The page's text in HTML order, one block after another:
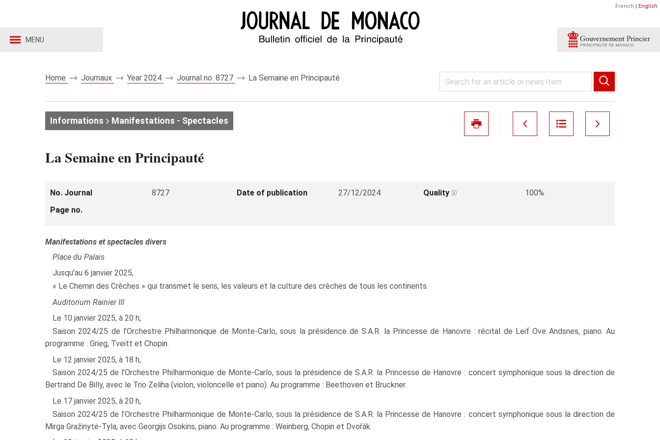
MENU
French | English
Home Journaux Year 2024 Journal no. 8727 La Semaine en Principauté
Informations Manifestations - Spectacles
La Semaine en Principauté
No. Journal 8727 Date of publication 27/12/2024 Quality
100%
Page no.
Manifestations et spectacles divers
Place du Palais
Jusqu’au 6 janvier 2025,
« Le Chemin des Crèches » qui transmet le sens, les valeurs et la culture des crèches de tous les continents.
Auditorium Rainier III
Le 10 janvier 2025, à 20 h,
Saison 2024/25 de l’Orchestre Philharmonique de Monte‑Carlo, sous la présidence de S.A.R. la Princesse de Hanovre : récital de Leif Ove Andsnes, piano. Au
programme : Grieg, Tveitt et Chopin.
Le 12 janvier 2025, à 18 h,
Saison 2024/25 de l’Orchestre Philharmonique de Monte‑Carlo, sous la présidence de S.A.R. la Princesse de Hanovre : concert symphonique sous la direction de
Bertrand De Billy, avec le Trio Zeliha (violon, violoncelle et piano). Au programme : Beethoven et Bruckner.
Le 17 janvier 2025, à 20 h,
Saison 2024/25 de l’Orchestre Philharmonique de Monte‑Carlo, sous la présidence de S.A.R. la Princesse de Hanovre : concert symphonique sous la direction de
Mirga Gražinytė-Tyla, avec Georgijs Osokins, piano. Au programme : Weinberg, Chopin et Dvořák.